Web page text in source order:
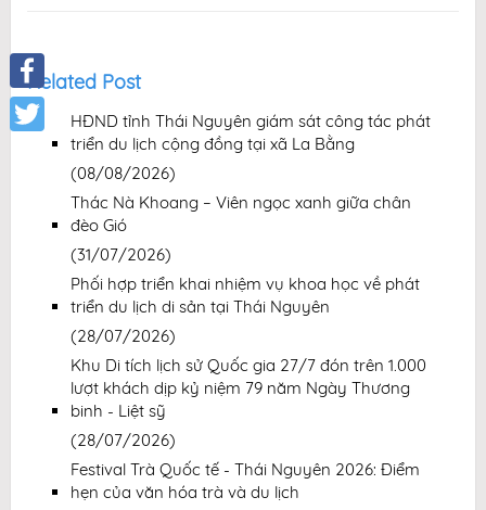
Facebook
Twitter
Related Post
HĐND tỉnh Thái Nguyên giám sát công tác phát
triển du lịch cộng đồng tại xã La Bằng
(08/08/2026)
Thác Nà Khoang – Viên ngọc xanh giữa chân
đèo Gió
(31/07/2026)
Phối hợp triển khai nhiệm vụ khoa học về phát
triển du lịch di sản tại Thái Nguyên
(28/07/2026)
Khu Di tích lịch sử Quốc gia 27/7 đón trên 1.000
lượt khách dịp kỷ niệm 79 năm Ngày Thương
binh - Liệt sỹ
(28/07/2026)
Festival Trà Quốc tế - Thái Nguyên 2026: Điểm
hẹn của văn hóa trà và du lịch